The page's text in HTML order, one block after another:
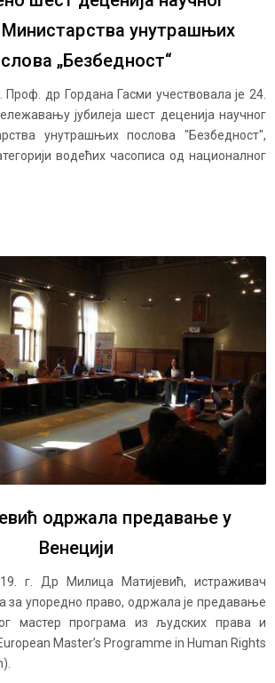
унутрашњих
„Безбедност“
Проф. др Гордана Гасми учествовала је 24.
јубилеја шест деценија научног
унутрашњих послова "Безбедност",
водећих часописа од националног
одржала предавање у
Венецији
г. Др Милица Матијевић, истраживач
за упоредно право, одржала је предавање
мастер програма из људских права и
Master’s Programme in Human Rights